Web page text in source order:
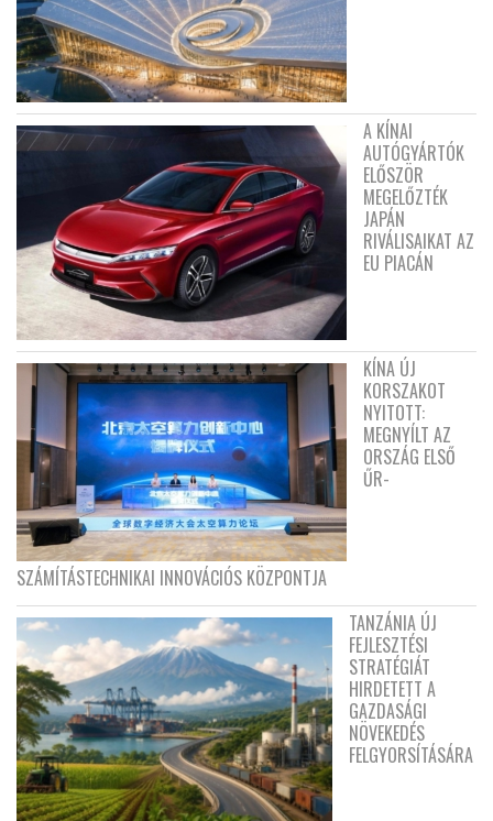
A KÍNAI
AUTÓGYÁRTÓK
ELŐSZÖR
MEGELŐZTÉK
JAPÁN
RIVÁLISAIKAT AZ
EU PIACÁN
KÍNA ÚJ
KORSZAKOT
NYITOTT:
MEGNYÍLT AZ
ORSZÁG ELSŐ
ŰR-
SZÁMÍTÁSTECHNIKAI INNOVÁCIÓS KÖZPONTJA
TANZÁNIA ÚJ
FEJLESZTÉSI
STRATÉGIÁT
HIRDETETT A
GAZDASÁGI
NÖVEKEDÉS
FELGYORSÍTÁSÁRA